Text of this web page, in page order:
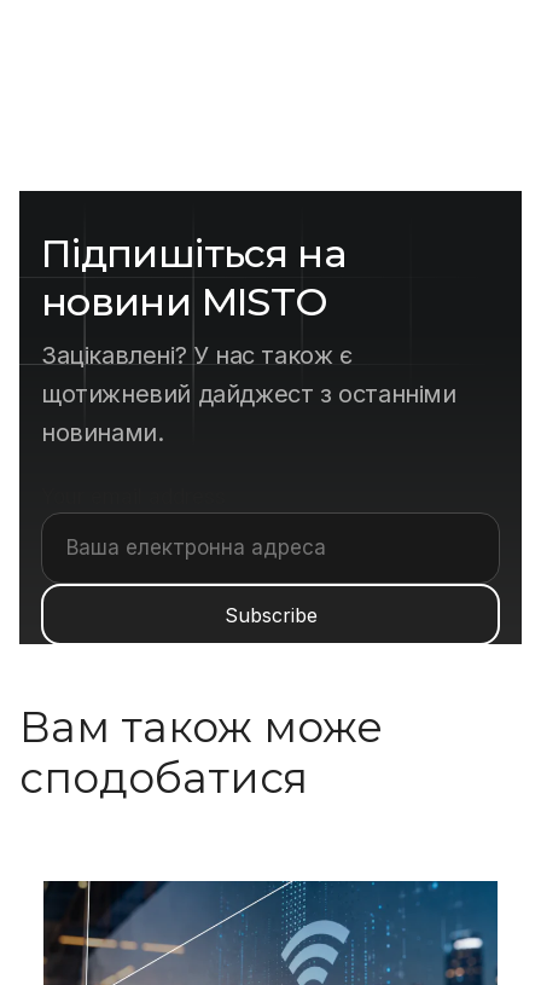
Підпишіться на
новини MISTO
Зацікавлені? У нас також є
щотижневий дайджест з останніми
новинами.
Вам також може
сподобатися